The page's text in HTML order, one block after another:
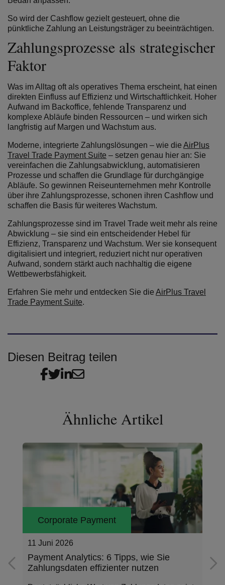
So wird der Cashflow gezielt gesteuert, ohne die
pünktliche Zahlung an Leistungsträger zu beeinträchtigen.
Zahlungsprozesse als strategischer
Faktor
Was im Alltag oft als operatives Thema erscheint, hat einen
direkten Einfluss auf Effizienz und Wirtschaftlichkeit. Hoher
Aufwand im Backoffice, fehlende Transparenz und
komplexe Abläufe binden Ressourcen – und wirken sich
langfristig auf Margen und Wachstum aus.
Moderne, integrierte Zahlungslösungen – wie die AirPlus
Travel Trade Payment Suite – setzen genau hier an: Sie
vereinfachen die Zahlungsabwicklung, automatisieren
Prozesse und schaffen die Grundlage für durchgängige
Abläufe. So gewinnen Reiseunternehmen mehr Kontrolle
über ihre Zahlungsprozesse, schonen ihren Cashflow und
schaffen die Basis für weiteres Wachstum.
Zahlungsprozesse sind im Travel Trade weit mehr als reine
Abwicklung – sie sind ein entscheidender Hebel für
Effizienz, Transparenz und Wachstum. Wer sie konsequent
digitalisiert und integriert, reduziert nicht nur operativen
Aufwand, sondern stärkt auch nachhaltig die eigene
Wettbewerbsfähigkeit.
Erfahren Sie mehr und entdecken Sie die AirPlus Travel
Trade Payment Suite.
Diesen Beitrag teilen
Ähnliche Artikel
Corporate Payment
11 Juni 2026
Payment Analytics: 6 Tipps, wie Sie
Zahlungsdaten effizienter nutzen